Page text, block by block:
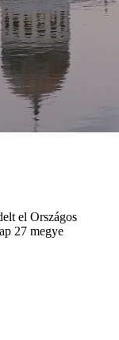
el Országos
27 megye